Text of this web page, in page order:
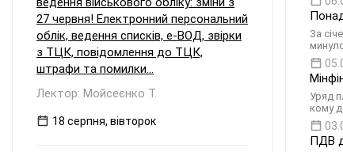
За
Уряд
кому
ПДВ
27 червня! Електронний персональний
облік, ведення списків, е-ВОД, звірки
з ТЦК, повідомлення до ТЦК,
штрафи та помилки...
Лектор: Мойсеєнко Т.
18 серпня, вівторок